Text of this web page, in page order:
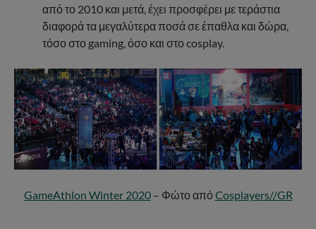
από το 2010 και μετά, έχει προσφέρει με τεράστια
διαφορά τα μεγαλύτερα ποσά σε έπαθλα και δώρα,
τόσο στο gaming, όσο και στο cosplay.
GameAthlon Winter 2020– Φώτο από Cosplayers//GR